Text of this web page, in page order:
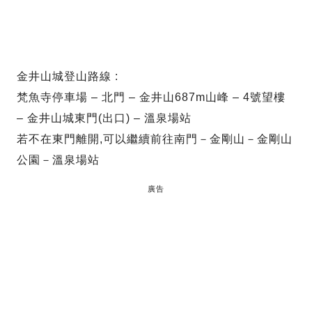
金井山城登山路線 :
梵魚寺停車場 – 北門 – 金井山687m山峰 – 4號望樓
– 金井山城東門(出口) – 溫泉場站
若不在東門離開,可以繼續前往南門－金剛山－金剛山
公園－溫泉場站
廣告